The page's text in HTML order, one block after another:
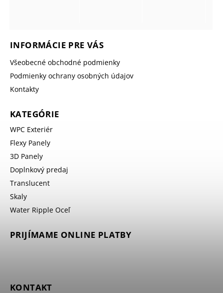
INFORMÁCIE PRE VÁS
Všeobecné obchodné podmienky
Podmienky ochrany osobných údajov
Kontakty
KATEGÓRIE
WPC Exteriér
Flexy Panely
3D Panely
Doplnkový predaj
Translucent
Skaly
Water Ripple Oceľ
PRIJÍMAME ONLINE PLATBY
KONTAKT